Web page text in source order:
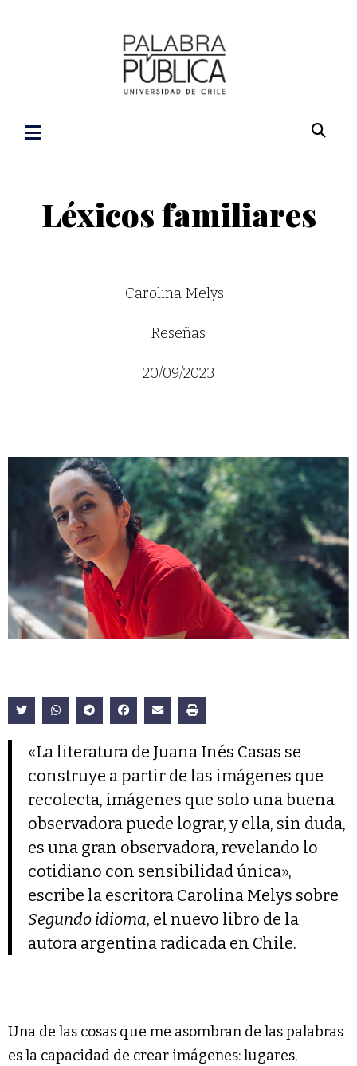
Léxicos familiares
Carolina Melys
Reseñas
20/09/2023
«La literatura de Juana Inés Casas se
construye a partir de las imágenes que
recolecta, imágenes que solo una buena
observadora puede lograr, y ella, sin duda,
es una gran observadora, revelando lo
cotidiano con sensibilidad única»,
escribe la escritora Carolina Melys sobre
Segundo idioma, el nuevo libro de la
autora argentina radicada en Chile.
Una de las cosas que me asombran de las palabras
es la capacidad de crear imágenes: lugares,